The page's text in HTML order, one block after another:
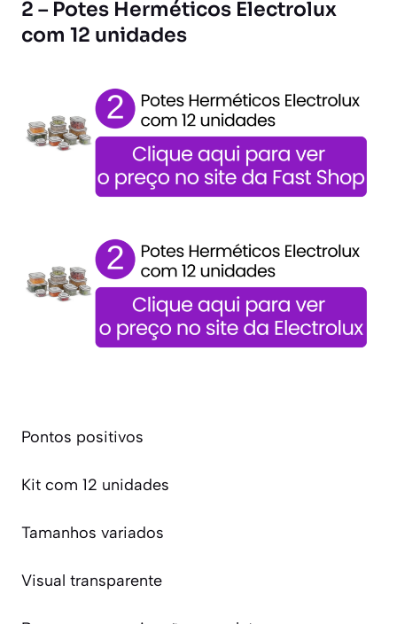
2 – Potes Herméticos Electrolux
com 12 unidades
Pontos positivos
Kit com 12 unidades
Tamanhos variados
Visual transparente